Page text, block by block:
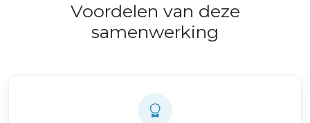
Voordelen van deze
samenwerking